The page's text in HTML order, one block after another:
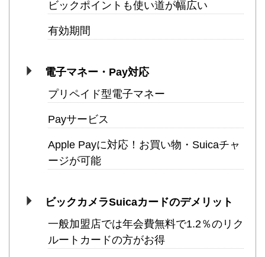
ビックポイントも使い道が幅広い
有効期間
電子マネー・Pay対応
プリペイド型電子マネー
Payサービス
Apple Payに対応！お買い物・Suicaチャ
ージが可能
ビックカメラSuicaカードのデメリット
一般加盟店では年会費無料で1.2％のリク
ルートカードの方がお得